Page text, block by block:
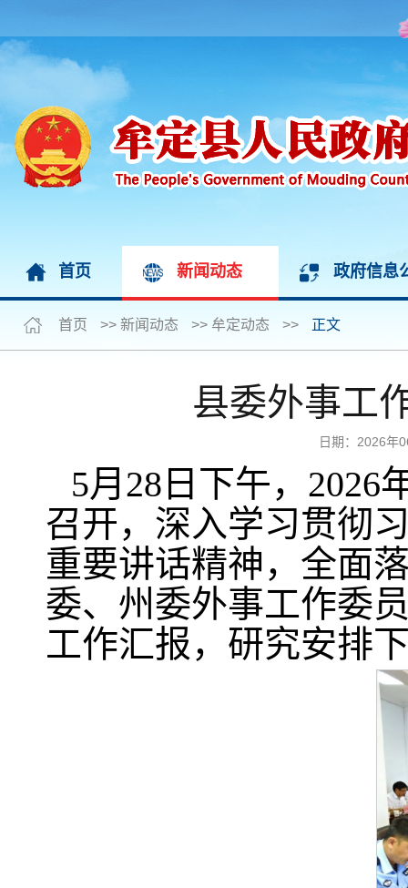
首页 新闻动态 政府信息
首页 >> 新闻动态 >> 牟定动态 >> 正文
县委外事工
日期：2026
5月28日下午，2026
召开，深入学习贯彻
重要讲话精神，全面
委、州委外事工作委
工作汇报，研究安排